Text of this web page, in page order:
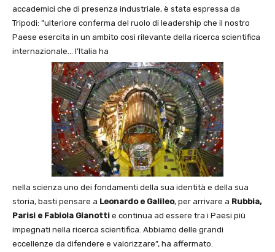
accademici che di presenza industriale, è stata espressa da
Tripodi: ”ulteriore conferma del ruolo di leadership che il nostro
Paese esercita in un ambito così rilevante della ricerca scientifica
internazionale… l’Italia ha
nella scienza uno dei fondamenti della sua identità e della sua
storia, basti pensare a Leonardo e Galileo, per arrivare a Rubbia,
Parisi e Fabiola Gianotti e continua ad essere tra i Paesi più
impegnati nella ricerca scientifica. Abbiamo delle grandi
eccellenze da difendere e valorizzare”, ha affermato.